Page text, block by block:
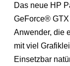
Das neue HP
GeForce®
Anwender, die
mit viel
Einsetzbar